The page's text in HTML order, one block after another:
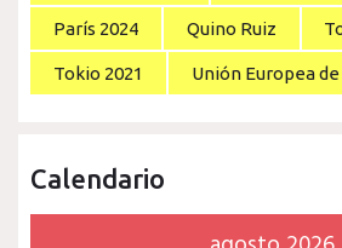
París 2024 Quino Ruiz
Tokio 2021 Unión Europea de
Calendario